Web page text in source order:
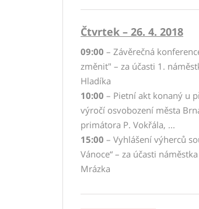
Čtvrtek – 26. 4. 2018
09:00 – Závěrečná
změnit" – za účasti 1.
Hladíka
10:00 – Pietní akt konaný u
výročí osvobození města
primátora P. Vokřála, ...
15:00 – Vyhlášení výherců
Vánoce“ – za účasti
Mrázka